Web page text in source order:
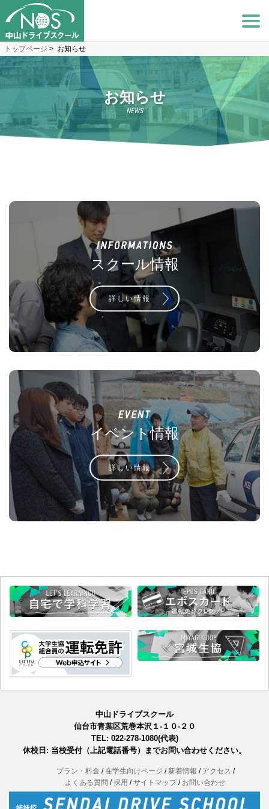
トップページ > お知らせ
お知らせ
スクール情報
詳しい情報
イベント情報
詳しい情報
中山ドライブスクール
仙台市青葉区荒巻本沢１-１０-２０
TEL: 022-278-1080(代表)
休校日: 当校受付（上記電話番号）までお問い合わせください。
プラン・料金 在学生向けページ 新着情報
アクセス
よくある質問
採用 サイトマップ お問い合わせ